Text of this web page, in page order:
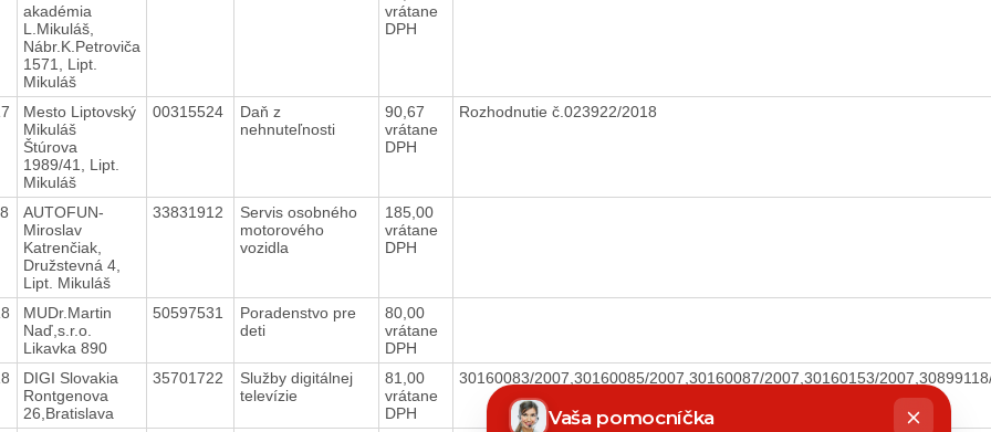
akadémia
L.Mikuláš,
Nábr.K.Petroviča
1571, Lipt.
Mikuláš
vrátane
DPH
Mesto Liptovský
Mikuláš
Štúrova
1989/41, Lipt.
Mikuláš
00315524
Daň z
nehnuteľnosti
90,67
vrátane
DPH
Rozhodnutie č.023922/2018
AUTOFUN-
Miroslav
Katrenčiak,
Družstevná 4,
Lipt. Mikuláš
33831912
Servis osobného
motorového
vozidla
185,00
vrátane
DPH
MUDr.Martin
Naď,s.r.o.
Likavka 890
50597531
Poradenstvo pre
deti
80,00
vrátane
DPH
DIGI Slovakia
Rontgenova
26,Bratislava
35701722
Služby digitálnej
televízie
81,00
vrátane
DPH
30160083/2007,30160085/2007,30160087/2007,30160153/
Vaša pomocníčka
Chatbot
píše